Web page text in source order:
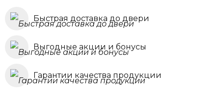
Быстрая доставка до двери
Выгодные акции и бонусы
Гарантии качества продукции